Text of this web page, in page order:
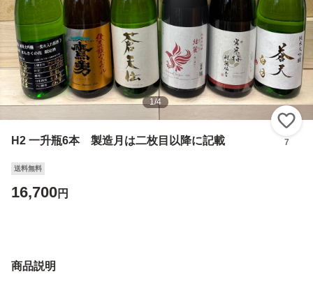
1/4
H2 一升瓶6本 製造月は二枚目以降に記載 7
送料無料
16,700円
商品説明